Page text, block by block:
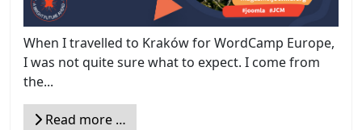
When I travelled to Kraków for WordCamp Europe,
I was not quite sure what to expect. I come from
the...
Read more …